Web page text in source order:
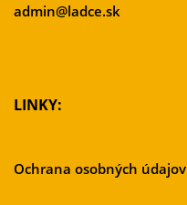
admin@ladce.sk
LINKY:
Ochrana osobných údajov